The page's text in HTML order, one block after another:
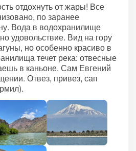
отдохнуть от жары! Все
по заранее
Вода в водохранилище
удовольствие. Вид на гору
но особенно красиво в
течет река: отвесные
в каньоне. Сам Евгений
Отвез, привез, сап